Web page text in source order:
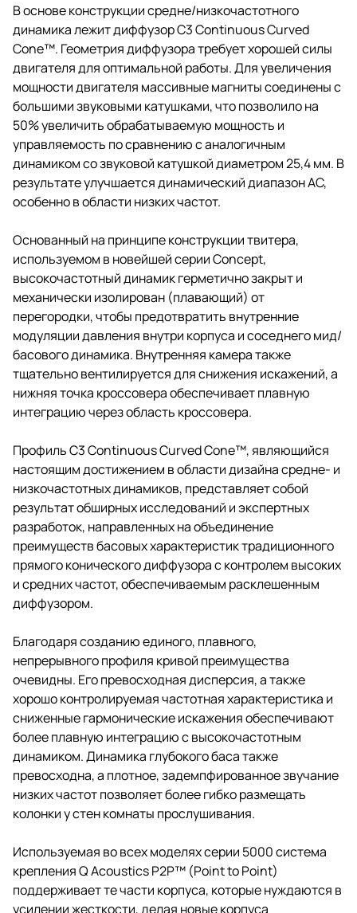
В основе конструкции средне/низкочастотного
динамика лежит диффузор C3 Continuous Curved
Cone™. Геометрия диффузора требует хорошей силы
двигателя для оптимальной работы. Для увеличения
мощности двигателя массивные магниты соединены с
большими звуковыми катушками, что позволило на
50% увеличить обрабатываемую мощность и
управляемость по сравнению с аналогичным
динамиком со звуковой катушкой диаметром 25,4 мм. В
результате улучшается динамический диапазон АС,
особенно в области низких частот.
Основанный на принципе конструкции твитера,
используемом в новейшей серии Concept,
высокочастотный динамик герметично закрыт и
механически изолирован (плавающий) от
перегородки, чтобы предотвратить внутренние
модуляции давления внутри корпуса и соседнего мид/
басового динамика. Внутренняя камера также
тщательно вентилируется для снижения искажений, а
нижняя точка кроссовера обеспечивает плавную
интеграцию через область кроссовера.
Профиль C3 Continuous Curved Cone™, являющийся
настоящим достижением в области дизайна средне- и
низкочастотных динамиков, представляет собой
результат обширных исследований и экспертных
разработок, направленных на объединение
преимуществ басовых характеристик традиционного
прямого конического диффузора с контролем высоких
и средних частот, обеспечиваемым расклешенным
диффузором.
Благодаря созданию единого, плавного,
непрерывного профиля кривой преимущества
очевидны. Его превосходная дисперсия, а также
хорошо контролируемая частотная характеристика и
сниженные гармонические искажения обеспечивают
более плавную интеграцию с высокочастотным
динамиком. Динамика глубокого баса также
превосходна, а плотное, задемпфированное звучание
низких частот позволяет более гибко размещать
колонки у стен комнаты прослушивания.
Используемая во всех моделях серии 5000 система
крепления Q Acoustics P2P™ (Point to Point)
поддерживает те части корпуса, которые нуждаются в
усилении жесткости, делая новые корпуса